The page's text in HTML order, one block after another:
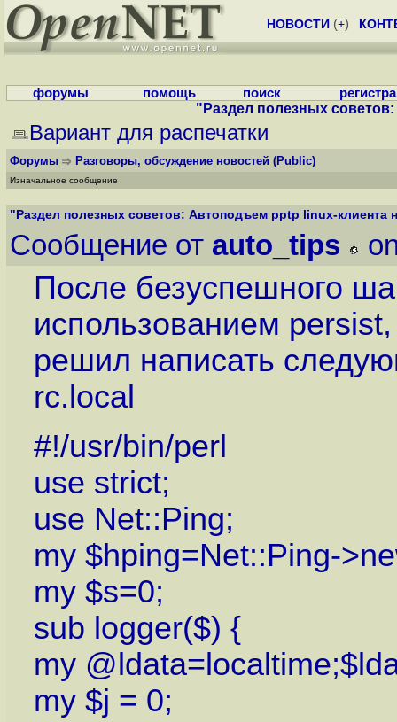
НОВОСТИ (+)
форумы помощь поиск
"Раздел полезных
Вариант для распечатки
Форумы Разговоры, обсуждение новостей (Public)
Изначальное сообщение
"Раздел полезных советов: Автоподъем pptp linux-клиента
Сообщение от auto_tips
После безуспешного
использованием
решил написать
rc.local
#!/usr/bin/perl
use strict;
use Net::Ping;
my $hping=Net::Ping-
my $s=0;
sub logger($) {
my
my $j = 0;